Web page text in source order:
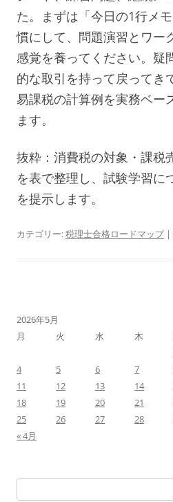
た。まずは「今日の1行メ
慣にして、問題演習とワー
感覚を養ってください。疑
的な取引を持って戻ってき
易課税の計算例を実務ベー
ます。
抜粋：消費税の対象・課税
を表で整理し、試験学習に
を提示します。
カテゴリー:税理士合格ロードマップ|
2026年5月
月
火 水 木
4
5 6 7
11
12 13 14
18
19 20 21
25
26 27 28
« 4月